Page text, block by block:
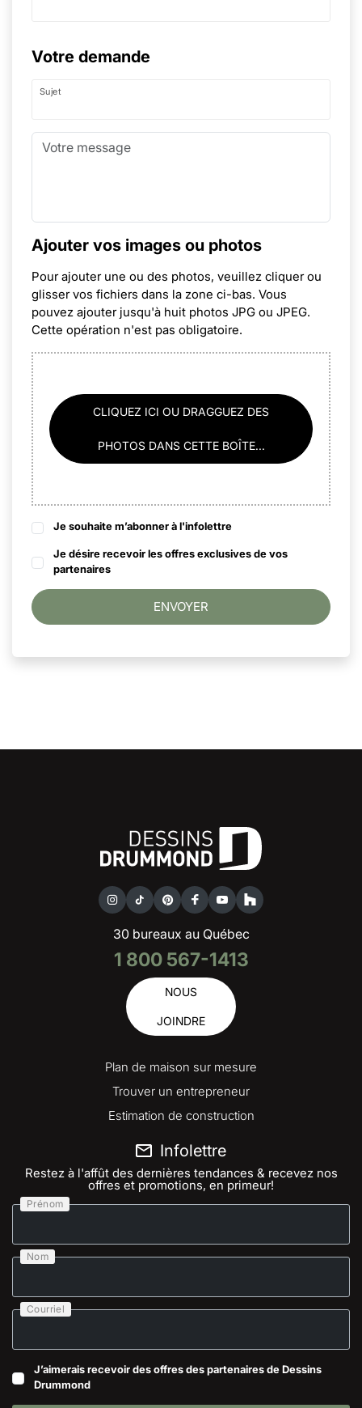
Votre demande
Sujet
Ajouter vos images ou photos
Pour ajouter une ou des photos, veuillez cliquer ou
glisser vos fichiers dans la zone ci-bas. Vous
pouvez ajouter jusqu'à huit photos JPG ou JPEG.
Cette opération n'est pas obligatoire.
CLIQUEZ ICI OU DRAGGUEZ DES
PHOTOS DANS CETTE BOÎTE...
Je souhaite m’abonner à l'infolettre
Je désire recevoir les offres exclusives de vos
partenaires
ENVOYER
30 bureaux au Québec
1 800 567-1413
NOUS
JOINDRE
Plan de maison sur mesure
Trouver un entrepreneur
Estimation de construction
Infolettre
Restez à l'affût des dernières tendances & recevez nos
offres et promotions, en primeur!
Prénom
Nom
Courriel
J’aimerais recevoir des offres des partenaires de Dessins
Drummond